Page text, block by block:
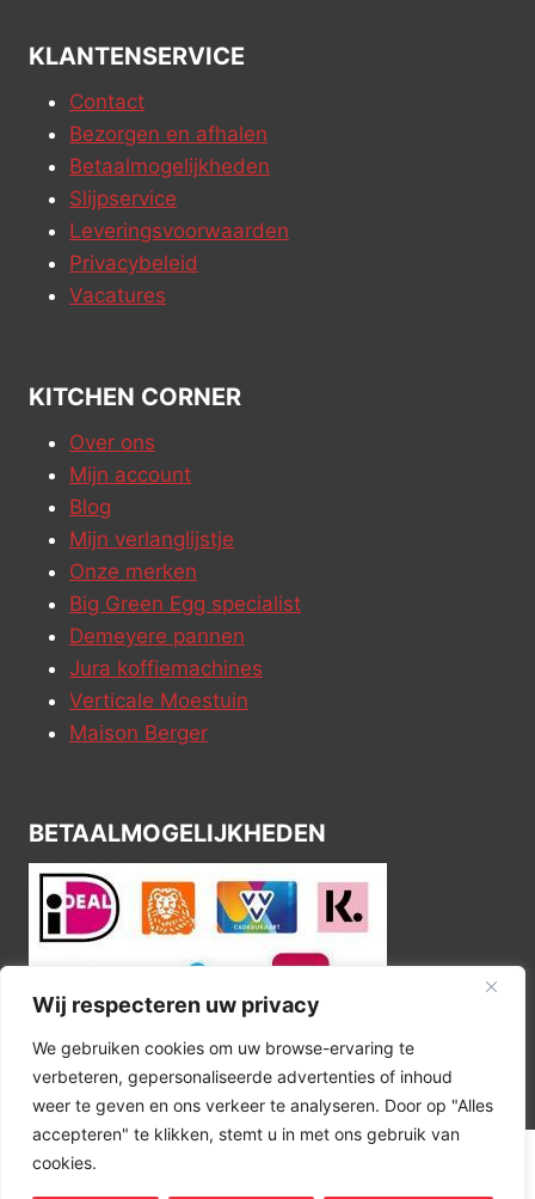
Wij respecteren uw privacy
We gebruiken cookies om uw browse-ervaring te
verbeteren, gepersonaliseerde advertenties of inhoud
weer te geven en ons verkeer te analyseren. Door op "Alles
accepteren" te klikken, stemt u in met ons gebruik van
cookies.
KLANTENSERVICE
Contact
Bezorgen en afhalen
Betaalmogelijkheden
Slijpservice
Leveringsvoorwaarden
Privacybeleid
Vacatures
KITCHEN CORNER
Over ons
Mijn account
Blog
Mijn verlanglijstje
Onze merken
Big Green Egg specialist
Demeyere pannen
Jura koffiemachines
Verticale Moestuin
Maison Berger
BETAALMOGELIJKHEDEN